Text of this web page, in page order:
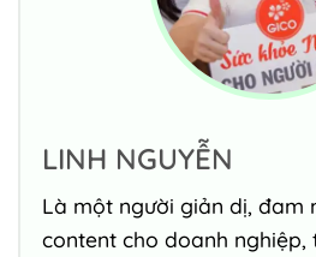
LINH NGUYỄN
Là một người giản dị, đam
content cho doanh